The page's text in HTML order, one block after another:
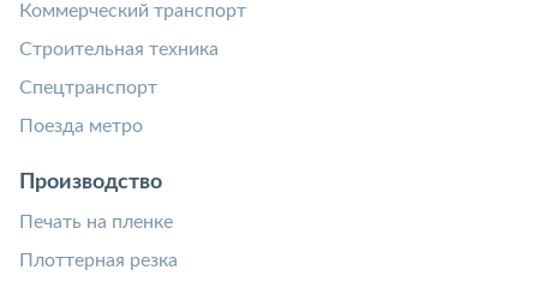
Коммерческий транспорт
Строительная техника
Спецтранспорт
Поезда метро
Производство
Печать на пленке
Плоттерная резка